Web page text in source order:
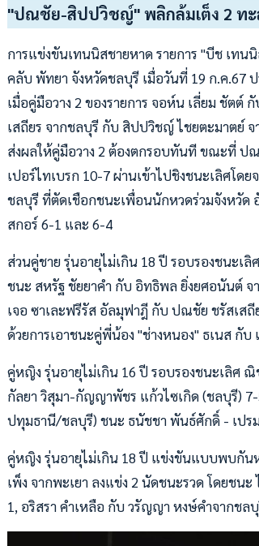
"ปณชัย-สิปปวิชญ์" พลิกล้มเต็ง 2 ทะ
การแข่งขันเทนนิสชายหาด รายการ "บีช เทน
คลับ พัทยา จังหวัดชลบุรี เมื่อวันที่ 19 ก.ค.67
เมื่อคู่มือวาง 2 ของรายการ จอห์น เลี่ยม ชัต
เสถียร จากชลบุรี กับ สิปปวิชญ์ ไชยตะมาตย์
ส่งผลให้คู่มือวาง 2 ต้องตกรอบทันที ขณะที่
เปอร์ไทเบรก 10-7 ผ่านเข้าไปชิงชนะเลิศโด
ชลบุรี ที่ตัดเชือกชนะเพื่อนนักหวดร่วมจังหวัด
สกอร์ 6-1 และ 6-4
ส่วนคู่ชาย รุ่นอายุไม่เกิน 18 ปี รอบรองชนะเ
ชนะ สหรัฐ ชัยยาคำ กับ อิทธิพล ยิ่งยศอนันต์ จ
เจอ ซาเละฟรีรัส อัลมุฟาฎี กับ ปณชัย ชรัสเสถี
ด้วยการเอาชนะคู่พี่น้อง "ช่างหนอง" ธเนส กั
คู่หญิง รุ่นอายุไม่เกิน 16 ปี รอบรองชนะเลิศ
กัลยา วิสุมา-กัญญาพัชร แก้วไซเกิด (ชลบุรี)
ปทุมธานี/ชลบุรี) ชนะ ธนัชชา พันธ์ศักดิ์ - เปร
คู่หญิง รุ่นอายุไม่เกิน 18 ปี แข่งขันแบบพบกั
เพ็ง จากพะเยา ลงแข่ง 2 นัดชนะรวด โดยชน
1, อริสรา คำเหลือ กับ วรัญญา หงษ์คำจากชล